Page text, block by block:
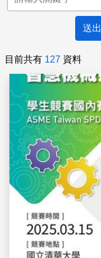
目前共有 127 資料